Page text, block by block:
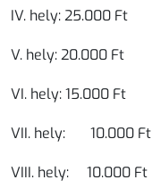
IV. hely: 25.000 Ft
V. hely: 20.000 Ft
VI. hely: 15.000 Ft
VII. hely: 10.000 Ft
VIII. hely: 10.000 Ft